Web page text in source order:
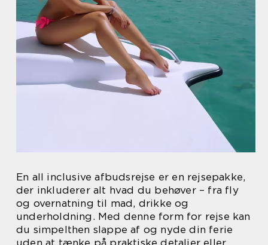
En all inclusive afbudsrejse er en rejsepakke,
der inkluderer alt hvad du behøver – fra fly
og overnatning til mad, drikke og
underholdning. Med denne form for rejse kan
du simpelthen slappe af og nyde din ferie